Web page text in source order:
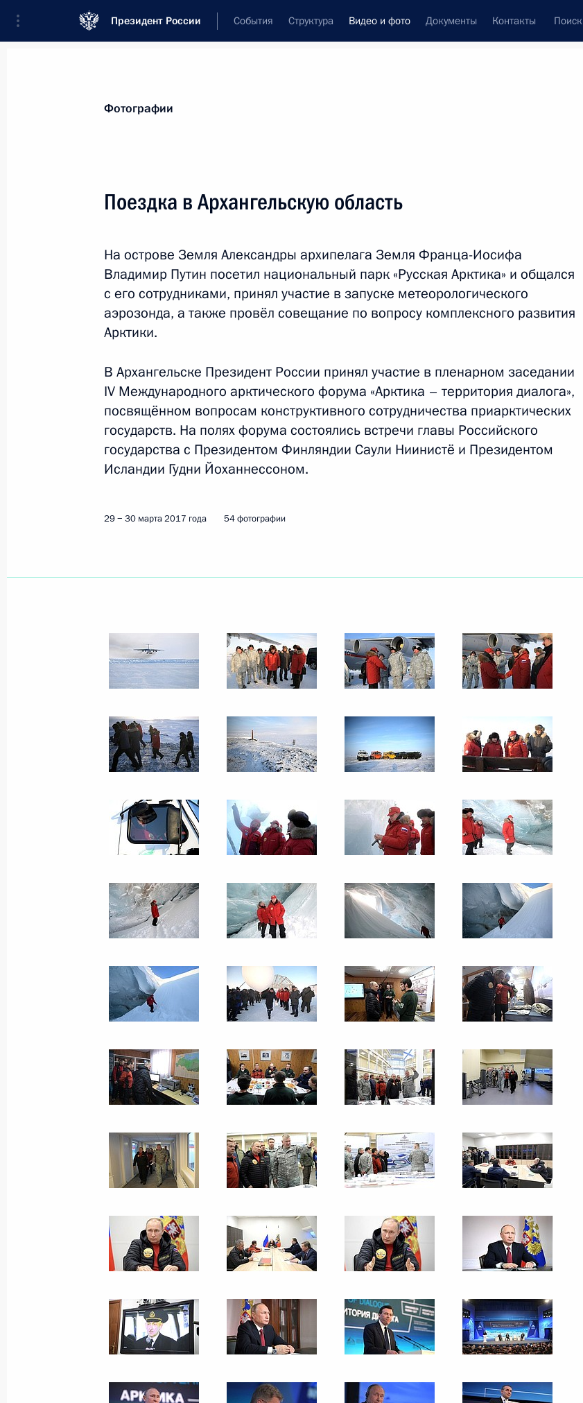
Президент России События Структура Видео и фото Документы Контакты Поиск
Все материалы
Визит в Китай
14 − 15 мая 2017 года Пекин 50 фото
25 апреля 2017 года Рыбинск 29 фото
Поездка в Великий Новгород
18 апреля 2017 года Великий Новгород 18 фото
Фотографии
Поездка в Архангельскую область
На острове Земля Александры архипелага Земля Франца-Иосифа
Владимир Путин посетил национальный парк «Русская Арктика» и общался
с его сотрудниками, принял участие в запуске метеорологического
аэрозонда, а также провёл совещание по вопросу комплексного развития
Арктики.
В Архангельске Президент России принял участие в пленарном заседании
IV Международного арктического форума «Арктика – территория диалога»,
посвящённом вопросам конструктивного сотрудничества приарктических
государств. На полях форума состоялись встречи главы Российского
государства с Президентом Финляндии Саули Ниинистё и Президентом
Исландии Гудни Йоханнессоном.
29 − 30 марта 2017 года 54 фотографии